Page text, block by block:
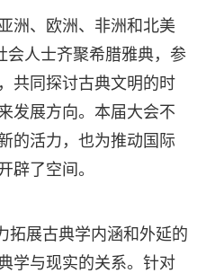
洲、欧洲、非洲和北美
会人士齐聚希腊雅典，参
共同探讨古典文明的时
发展方向。本届大会不
的活力，也为推动国际
辟了空间。
拓展古典学内涵和外延的
学与现实的关系。针对